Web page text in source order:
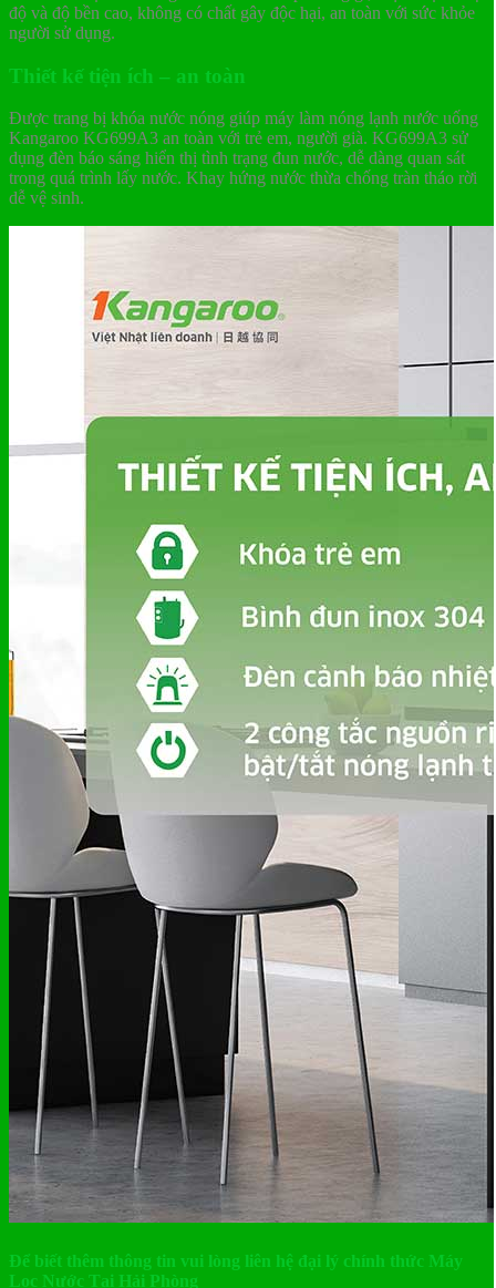
độ và độ bền cao, không có chất gây độc hại, an toàn với sức khỏe
người sử dụng.
Thiết kế tiện ích – an toàn
Được trang bị khóa nước nóng giúp máy làm nóng lạnh nước uống
Kangaroo KG699A3 an toàn với trẻ em, người già. KG699A3 sử
dụng đèn báo sáng hiển thị tình trạng đun nước, dễ dàng quan sát
trong quá trình lấy nước. Khay hứng nước thừa chống tràn tháo rời
dễ vệ sinh.
Để biết thêm thông tin vui lòng liên hệ đại lý chính thức Máy
Lọc Nước Tại Hải Phòng